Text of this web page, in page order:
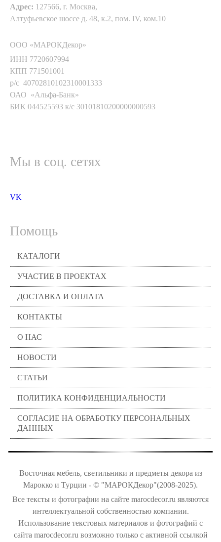
Адрес: 127566, г. Москва,
Алтуфьевское шоссе д. 48, к.2, пом. IV, ком.10
ООО «МАРОКДекор»
ИНН 7720607994
КПП 771501001
р/с 40702810102310001333
ОАО «Альфа-Банк»
БИК 044525593 к/с 30101810200000000593
Мы в соц. сетях
VK
Помощь
КАТАЛОГИ
УЧАСТИЕ В ПРОЕКТАХ
ДОСТАВКА И ОПЛАТА
КОНТАКТЫ
О НАС
НОВОСТИ
СТАТЬИ
ПОЛИТИКА КОНФИДЕНЦИАЛЬНОСТИ
СОГЛАСИЕ НА ОБРАБОТКУ ПЕРСОНАЛЬНЫХ
ДАННЫХ
Восточная мебель, светильники и предметы декора из
Марокко и Турции - © "МАРОКДекор"(2008-2025).
Все тексты и фотографии на сайте marocdecor.ru являются
интеллектуальной собственностью компании.
Использование текстовых материалов и фотографий с
сайта marocdecor.ru возможно только с активной ссылкой